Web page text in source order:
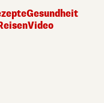
Gesundheit
Video